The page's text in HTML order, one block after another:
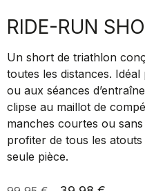
RIDE-RUN
Un short de triathlon
toutes les distances.
ou aux séances
clipse au maillot de
manches courtes ou
profiter de tous les atouts
seule pièce.